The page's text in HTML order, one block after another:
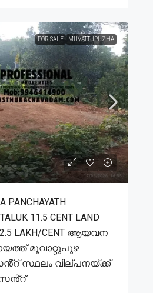
FOR SALE MUVATTUPUZHA
PANCHAYATH
11.5 CENT LAND
2.5 LAKH/CENT ആയവന
മൂവാറ്റുപുഴ
സ്ഥലം വില്പനയ്ക്ക്